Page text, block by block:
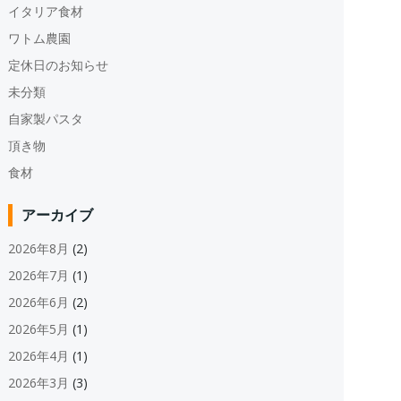
イタリア食材
ワトム農園
定休日のお知らせ
未分類
自家製パスタ
頂き物
食材
アーカイブ
2026年8月 (2)
2026年7月 (1)
2026年6月 (2)
2026年5月 (1)
2026年4月 (1)
2026年3月 (3)